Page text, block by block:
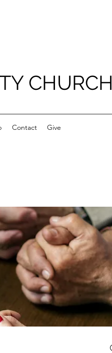
CHURCH
Contact Give